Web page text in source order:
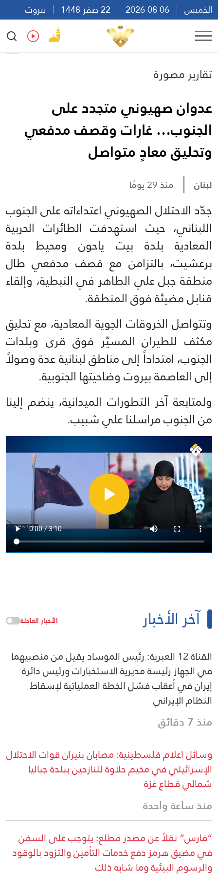
الخميس
بيروت
20:32
Ar
تقارير مصورة
عدوان صهيوني متجدد على
الجنوب… غارات وقصف مدفعي
وتحليق معادٍ متواصل
لبنان منذ 29 يومًا
جدّد الاحتلال الصهيوني اعتداءاته على الجنوب
اللبناني، حيث استهدفت الطائرات الحربية
المعادية بلدة بيت ياحون ومحيط بلدة
برعشيت، بالتزامن مع قصف مدفعي طال
منطقة جبل علي الطاهر في النبطية، وإلقاء
قنابل مضيئة فوق المنطقة.
وتتواصل الخروقات الجوية المعادية، مع تحليق
مكثف للطيران المسيّر فوق قرى وبلدات
الجنوب، امتداداً إلى مناطق لبنانية عدة وصولاً
إلى العاصمة بيروت وضاحيتها الجنوبية.
ولمتابعة آخر التطورات الميدانية، ينضم إلينا
من الجنوب مراسلنا علي شبيب.
آخر الأخبار الأخبار العاجلة
القناة 12 العبرية: رئيس الموساد يقيل من منصبيهما
في الجهاز رئيسة مديرية الاستخبارات ورئيس دائرة
إيران في أعقاب فشل الخطة العملياتية لإسقاط
النظام الإيراني
منذ 7 دقائق
وسائل اعلام فلسطينية: مصابان بنيران قوات الاحتلال
الإسرائيلي في مخيم حلاوة للنازحين ببلدة جباليا
شمالي قطاع غزة
منذ ساعة واحدة
“فارس” نقلاً عن مصدر مطلع: يتوجب على السفن
في مضيق هرمز دفع خدمات التأمين والتزود بالوقود
والرسوم البيئية وما شابه ذلك